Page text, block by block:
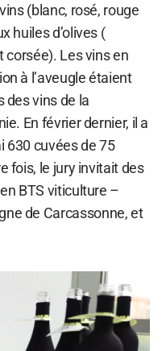
(blanc, rosé, rouge
huiles d’olives (
corsée). Les vins en
à l’aveugle étaient
des vins de la
En février dernier, il a
630 cuvées de 75
fois, le jury invitait des
BTS viticulture –
de Carcassonne, et